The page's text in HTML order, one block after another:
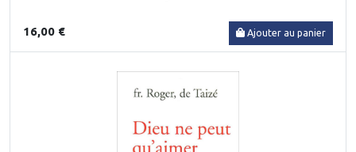
16,00 € Ajouter au panier